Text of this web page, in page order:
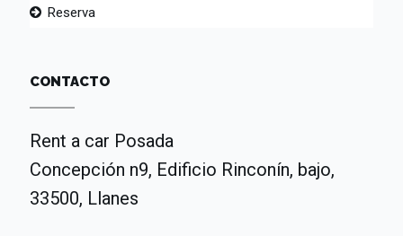
Reserva
CONTACTO
Rent a car Posada
Concepción n9, Edificio Rinconín, bajo,
33500, Llanes